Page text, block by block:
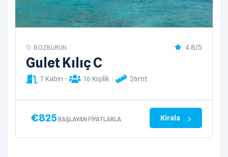
BOZBURUN 4.8/5
Gulet Kılıç C
7 Kabin 16 Kişilik 26mt
€825 BAŞLAYAN FIYATLARLA Kirala